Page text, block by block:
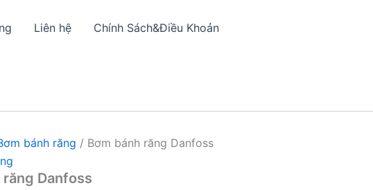
Liên hệ Chính Sách&Điều Khoản
bánh răng / Bơm bánh răng Danfoss
răng Danfoss